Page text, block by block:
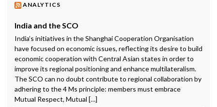
ANALYTICS
India and the SCO
India’s initiatives in the Shanghai Cooperation Organisation
have focused on economic issues, reflecting its desire to build
economic cooperation with Central Asian states in order to
improve its regional positioning and enhance multilateralism.
The SCO can no doubt contribute to regional collaboration by
adhering to the 4 Ms principle: members must embrace
Mutual Respect, Mutual […]